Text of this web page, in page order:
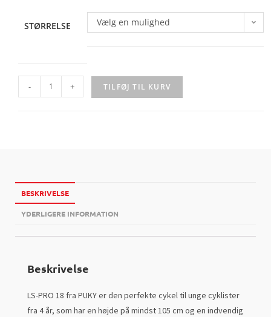
STØRRELSE Vælg en mulighed
- + TILFØJ TIL KURV
BESKRIVELSE
YDERLIGERE INFORMATION
Beskrivelse
LS-PRO 18 fra PUKY er den perfekte cykel til unge cyklister
fra 4 år, som har en højde på mindst 105 cm og en indvendig